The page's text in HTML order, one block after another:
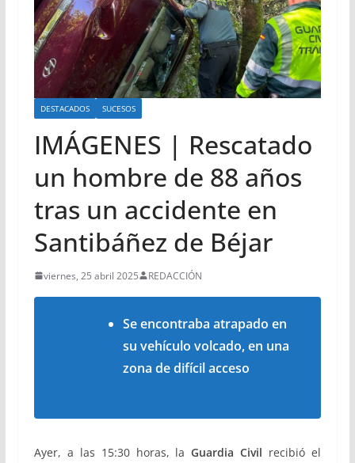
DESTACADOS SUCESOS
IMÁGENES | Rescatado
un hombre de 88 años
tras un accidente en
Santibáñez de Béjar
viernes, 25 abril 2025 REDACCIÓN
Se encontraba atrapado en
su vehículo volcado, en una
zona de difícil acceso
Ayer, a las 15:30 horas, laGuardia Civil recibió el